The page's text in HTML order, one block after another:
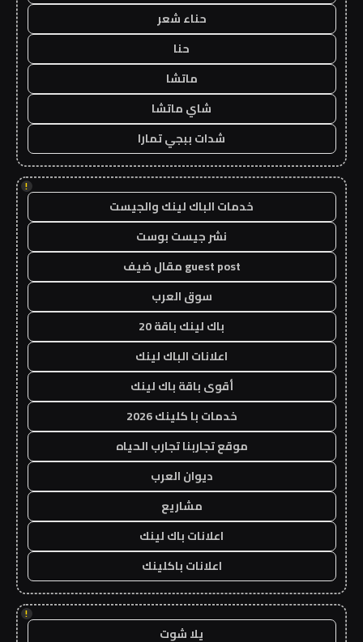
حناء شعر
حنا
ماتشا
شاي ماتشا
شدات ببجي تمارا
!
خدمات الباك لينك والجيست
نشر جيست بوست
guest post مقال ضيف
سوق العرب
باك لينك باقة 20
اعلانات الباك لينك
أقوى باقة باك لينك
خدمات با كلينك 2026
موقع تجاربنا تجارب الحياه
ديوان العرب
مشاريع
اعلانات باك لينك
اعلانات باكلينك
!
يلا شوت